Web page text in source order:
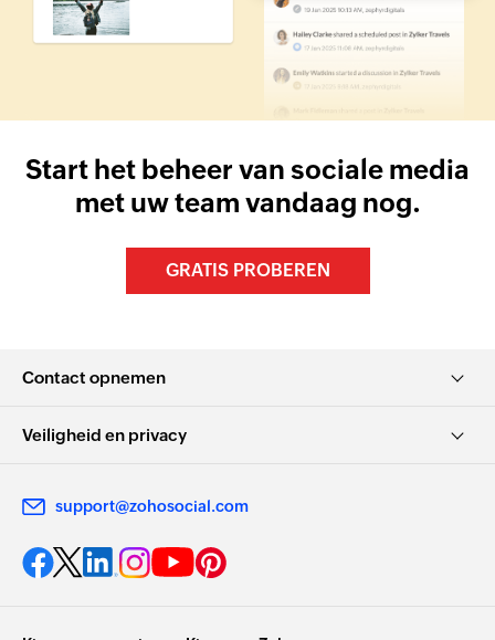
Start het beheer van sociale media
met uw team vandaag nog.
GRATIS PROBEREN
Contact opnemen
Veiligheid en privacy
support@zohosocial.com